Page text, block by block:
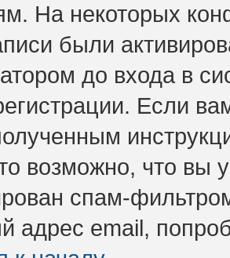
На некоторых
были
до входа в
Если
возможно, что вы
спам-
адрес email,